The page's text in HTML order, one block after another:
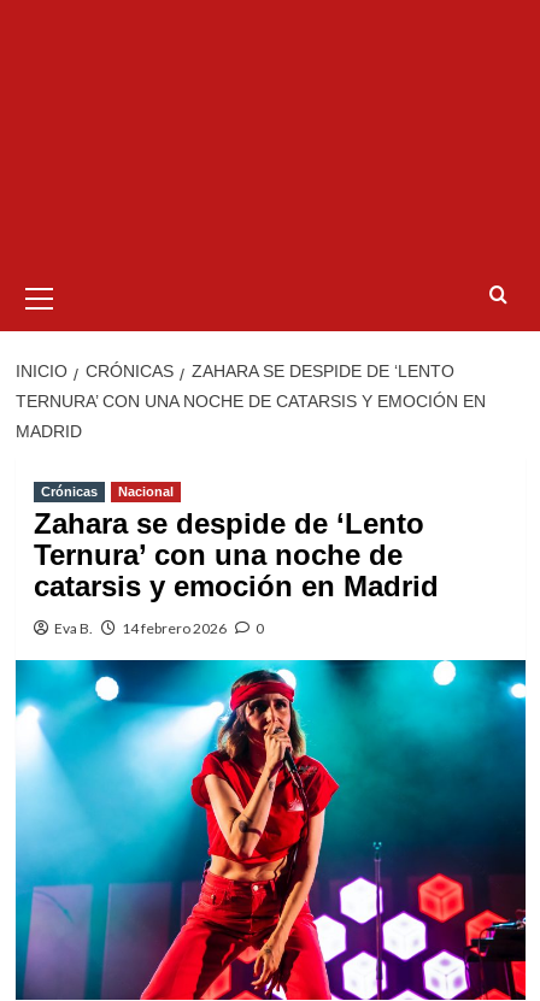
primario
INICIO CRÓNICAS
ZAHARA SE DESPIDE DE ‘LENTO
TERNURA’ CON UNA NOCHE DE CATARSIS Y EMOCIÓN EN
MADRID
Crónicas Nacional
Zahara se despide de ‘Lento
Ternura’ con una noche de
catarsis y emoción en Madrid
Eva B. 14 febrero 2026 0